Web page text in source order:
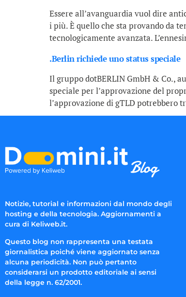
Essere all’avanguardia vuol dire
i più. È quello che sta provando da
tecnologicamente avanzata.
.Berlin richiede uno status speciale
Il gruppo dotBERLIN GmbH & Co.,
speciale per l’approvazione del
l’approvazione di gTLD potrebbero
Notizie, tutorial e informazioni dal mondo degli
hosting e della tecnologia. Aggiornamenti a
cura di Keliweb.it.
Questo blog non rappresenta una testata
giornalistica poiché viene aggiornato senza
alcuna periodicità. Non può pertanto
considerarsi un prodotto editoriale ai sensi
della legge n. 62/2001.